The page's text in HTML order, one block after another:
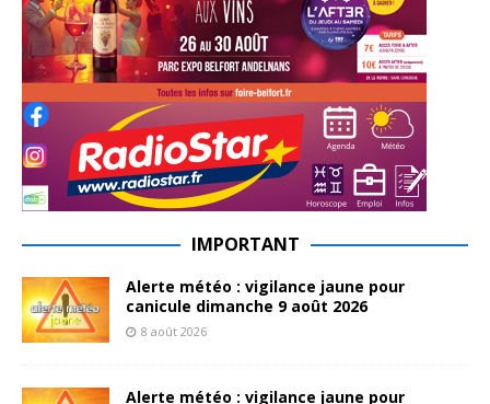
IMPORTANT
Alerte météo : vigilance jaune pour
canicule dimanche 9 août 2026
8 août 2026
Alerte météo : vigilance jaune pour